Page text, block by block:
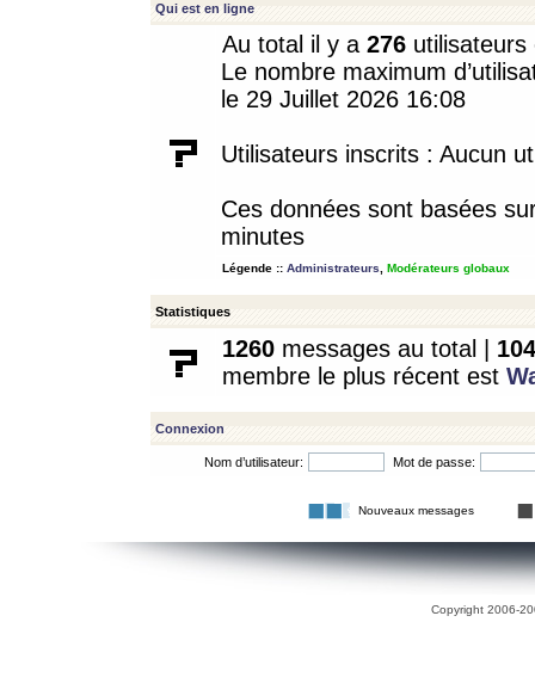
Qui est en ligne
Au total il y a 276
Le nombre maximum
le 29 Juillet 2026 16:08
Utilisateurs inscrits : Aucun
Ces données sont basées
minutes
Légende :: Administrateurs Modérateurs globaux
Statistiques
1260 messages au total | 104
membre le plus récent est
Connexion
Nom d’utilisateur: Mot de passe:
Nouveaux messages
Copyright 2006-